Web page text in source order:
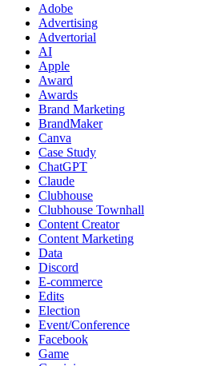
Adobe
Advertising
Advertorial
AI
Apple
Award
Awards
Brand Marketing
BrandMaker
Canva
Case Study
ChatGPT
Claude
Clubhouse
Clubhouse Townhall
Content Creator
Content Marketing
Data
Discord
E-commerce
Edits
Election
Event/Conference
Facebook
Game